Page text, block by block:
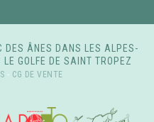
DES ÂNES DANS LES ALPES-
GOLFE DE SAINT TROPEZ
- CG DE VENTE